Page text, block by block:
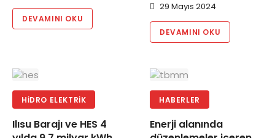
DEVAMINI OKU
29 Mayıs 2024
DEVAMINI OKU
HIDRO ELEKTRIK
Ilısu Barajı ve HES 4
HABERLER
Enerji alanında